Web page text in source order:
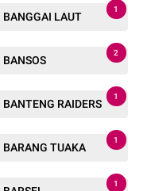
BANGGAI LAUT
1
BANSOS
2
BANTENG RAIDERS
1
BARANG TUAKA
1
1